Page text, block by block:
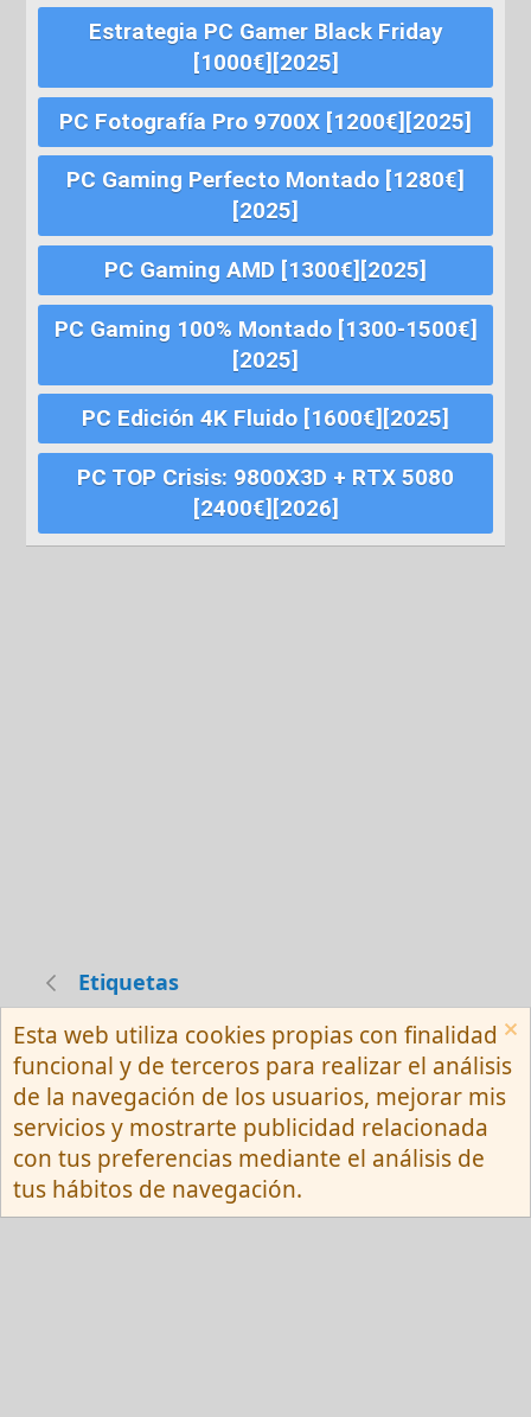
Estrategia PC Gamer Black Friday
[1000€][2025]
PC Fotografía Pro 9700X [1200€][2025]
PC Gaming Perfecto Montado [1280€]
[2025]
PC Gaming AMD [1300€][2025]
PC Gaming 100% Montado [1300-1500€]
[2025]
PC Edición 4K Fluido [1600€][2025]
PC TOP Crisis: 9800X3D + RTX 5080
[2400€][2026]
Etiquetas
Español (Neutro) Tu
Contactarnos
Términos y reglas
Privacy policy
Ayuda
R
S
S
Community platform by XenForo ® © 2010-
2026 XenForo Ltd.
Esta web utiliza cookies propias con finalidad
funcional y de terceros para realizar el análisis
de la navegación de los usuarios, mejorar mis
servicios y mostrarte publicidad relacionada
con tus preferencias mediante el análisis de
tus hábitos de navegación.